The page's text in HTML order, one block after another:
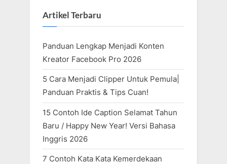
Artikel Terbaru
Panduan Lengkap Menjadi Konten
Kreator Facebook Pro 2026
5 Cara Menjadi Clipper Untuk Pemula|
Panduan Praktis & Tips Cuan!
15 Contoh Ide Caption Selamat Tahun
Baru / Happy New Year! Versi Bahasa
Inggris 2026
7 Contoh Kata Kata Kemerdekaan